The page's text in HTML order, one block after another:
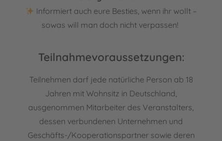
Informiert auch eure Besties, wenn ihr wollt –
sowas will man doch nicht verpassen!
Teilnahmevoraussetzungen:
Teilnehmen darf jede natürliche Person ab 18
Jahren mit Wohnsitz in Deutschland,
ausgenommen Mitarbeiter des Veranstalters,
dessen verbundenen Unternehmen und
Geschäfts-/Kooperationspartner sowie deren